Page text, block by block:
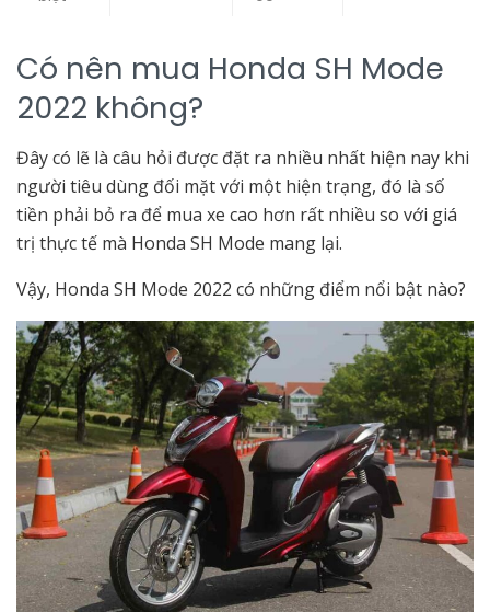
Có nên mua Honda SH Mode
2022 không?
Đây có lẽ là câu hỏi được đặt ra nhiều nhất hiện nay khi
người tiêu dùng đối mặt với một hiện trạng, đó là số
tiền phải bỏ ra để mua xe cao hơn rất nhiều so với giá
trị thực tế mà Honda SH Mode mang lại.
Vậy, Honda SH Mode 2022 có những điểm nổi bật nào?